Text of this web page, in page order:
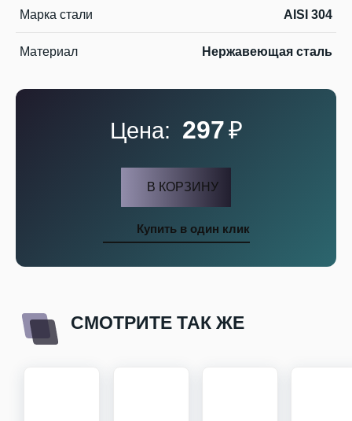
Марка стали AISI 304
Материал Нержавеющая сталь
Цена: 297 ₽
В КОРЗИНУ
Купить в один клик
СМОТРИТЕ ТАК ЖЕ